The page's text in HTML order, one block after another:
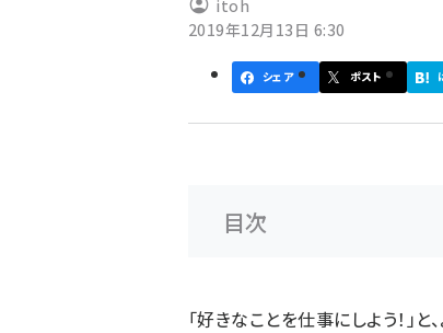
itoh
2019年12月13日 6:30
シェア ポスト
目次
「好きなことを仕事にしよう！」